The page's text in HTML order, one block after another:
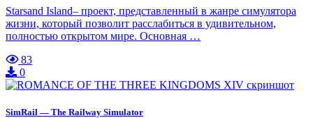
Starsand Island– проект, представленный в жанре симулятора
жизни, который позволит расслабиться в удивительном,
полностью открытом мире. Основная …
83
0
SimRail — The Railway Simulator